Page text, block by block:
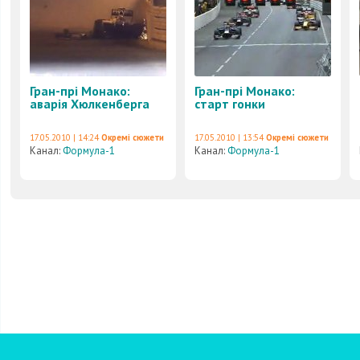
Гран-прі Монако:
аварія Хюлкенберга
17.05.2010 | 14:24 Окремі сюжети
Канал:Формула-1
Гран-прі Монако:
старт гонки
17.05.2010 | 13:54 Окремі сюжети
Канал:Формула-1